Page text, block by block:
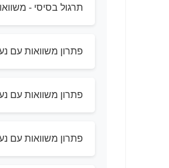
תרגול בסיסי -
פתרון משוואות עם
פתרון משוואות עם
פתרון משוואות עם